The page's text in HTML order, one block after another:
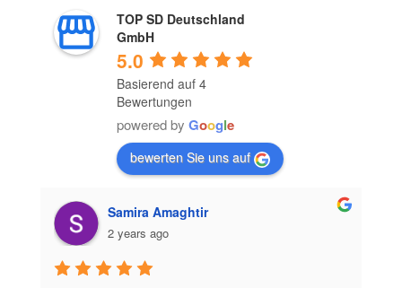
TOP SD Deutschland
GmbH
5.0
Basierend auf 4
Bewertungen
powered by Google
bewerten Sie uns auf
Samira Amaghtir
2 years ago